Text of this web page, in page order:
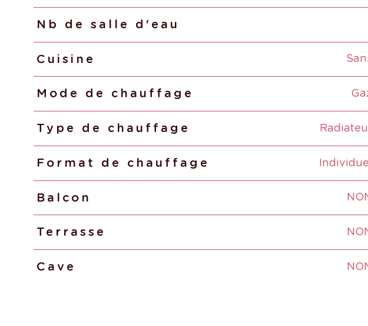
Nb de salle d'eau
Cuisine
Mode de chauffage
Type de chauffage
Format de chauffage
Balcon
Terrasse
Cave